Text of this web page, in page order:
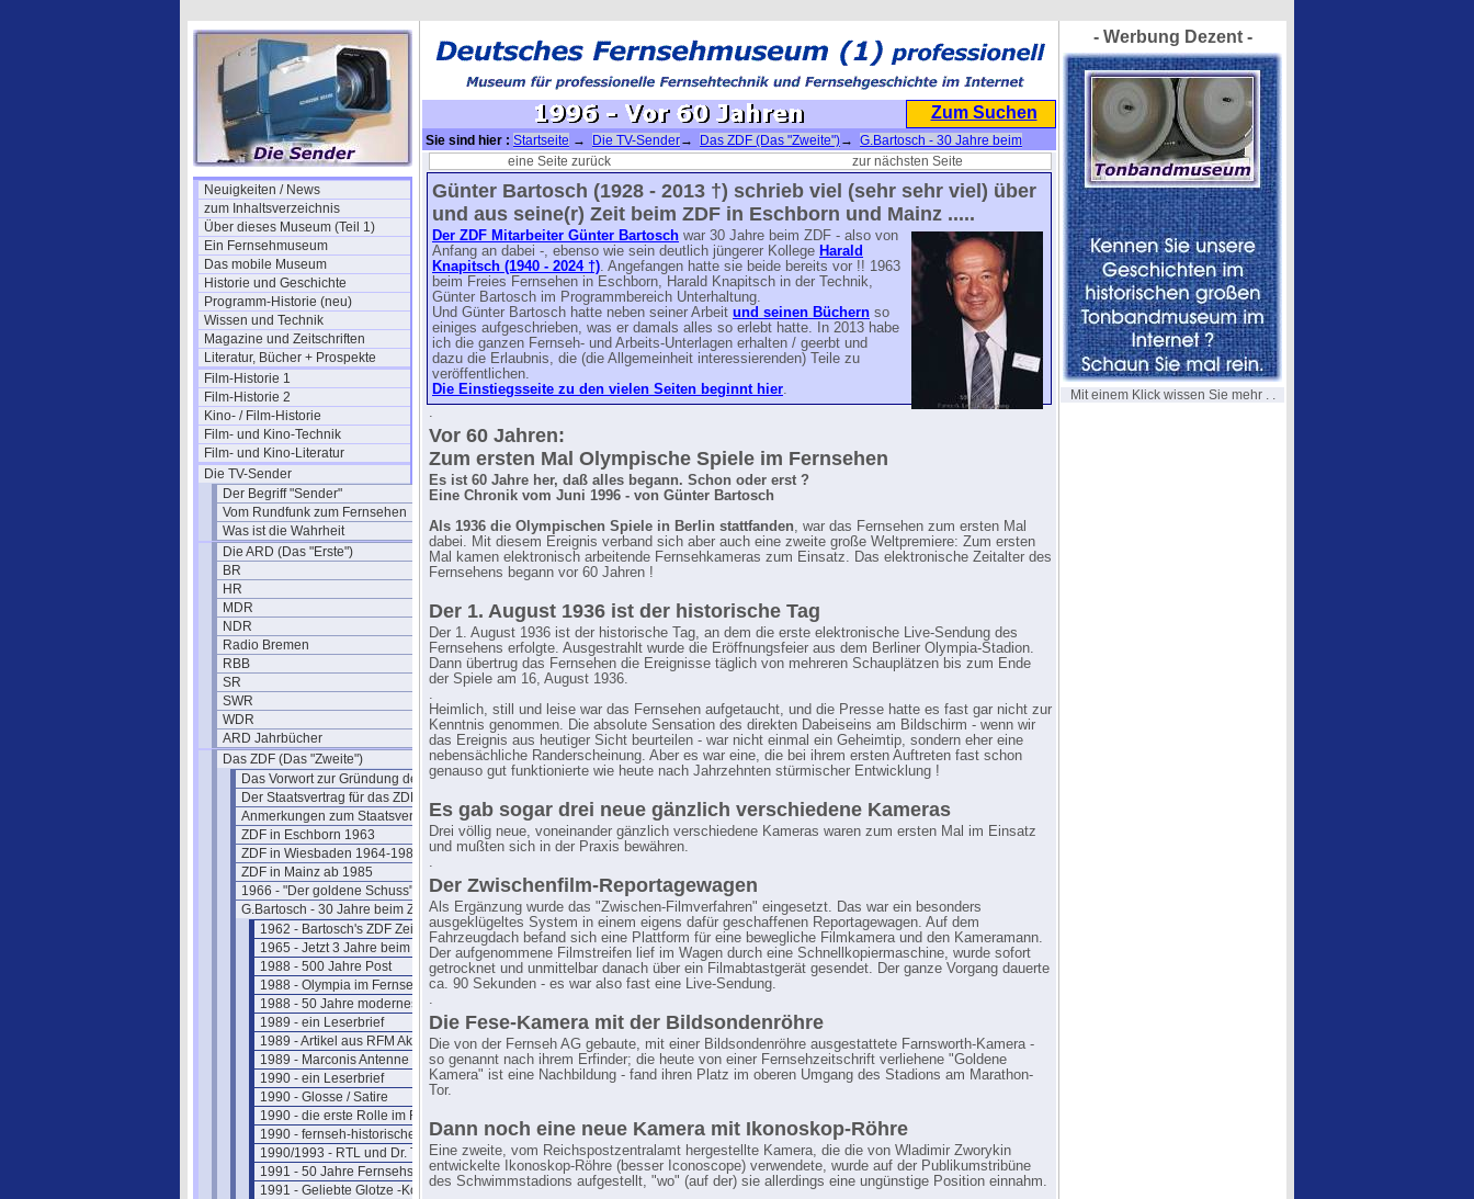
Neuigkeiten / News
zum Inhaltsverzeichnis
Über dieses Museum (Teil 1)
Ein Fernsehmuseum
Das mobile Museum
Historie und Geschichte
Programm-Historie (neu)
Wissen und Technik
Magazine und Zeitschriften
Literatur, Bücher + Prospekte
Film-Historie 1
Film-Historie 2
Kino- / Film-Historie
Film- und Kino-Technik
Film- und Kino-Literatur
Die TV-Sender
Der Begriff "Sender"
Vom Rundfunk zum Fernsehen
Was ist die Wahrheit
Die ARD (Das "Erste")
BR
HR
MDR
NDR
Radio Bremen
RBB
SR
SWR
WDR
ARD Jahrbücher
Das ZDF (Das "Zweite")
Das Vorwort zur Gründung des ZDF
Der Staatsvertrag für das ZDF
Anmerkungen zum Staatsvertrag
ZDF in Eschborn 1963
ZDF in Wiesbaden 1964-1984
ZDF in Mainz ab 1985
1966 - "Der goldene Schuss" Fotos
G.Bartosch - 30 Jahre beim ZDF
1962 - Bartosch's ZDF Zeit beginnt
1965 - Jetzt 3 Jahre beim ZDF
1988 - 500 Jahre Post
1988 - Olympia im Fernsehen
1988 - 50 Jahre modernes Fernsehen
1989 - ein Leserbrief
1989 - Artikel aus RFM Aktuell
1989 - Marconis Antenne
1990 - ein Leserbrief
1990 - Glosse / Satire
1990 - die erste Rolle im Fernsehen
1990 - fernseh-historischer Rückblick
1990/1993 - RTL und Dr. Thoma
1991 - 50 Jahre Fernsehshow
1991 - Geliebte Glotze -Kommentar
Zum Suchen
Sie sind hier : Startseite → Die TV-Sender→ Das ZDF (Das "Zweite")→ G.Bartosch - 30 Jahre beim
ZDF→ 1996 - Vor 60 Jahren
eine Seite zurück zur nächsten Seite
Günter Bartosch (1928 - 2013 †) schrieb viel (sehr sehr viel) über
und aus seine(r) Zeit beim ZDF in Eschborn und Mainz .....
Der ZDF Mitarbeiter Günter Bartosch war 30 Jahre beim ZDF - also von
Anfang an dabei -, ebenso wie sein deutlich jüngerer Kollege Harald
Knapitsch (1940 - 2024 †). Angefangen hatte sie beide bereits vor !! 1963
beim Freies Fernsehen in Eschborn, Harald Knapitsch in der Technik,
Günter Bartosch im Programmbereich Unterhaltung.
Und Günter Bartosch hatte neben seiner Arbeit und seinen Büchern so
einiges aufgeschrieben, was er damals alles so erlebt hatte. In 2013 habe
ich die ganzen Fernseh- und Arbeits-Unterlagen erhalten / geerbt und
dazu die Erlaubnis, die (die Allgemeinheit interessierenden) Teile zu
veröffentlichen.
Die Einstiegsseite zu den vielen Seiten beginnt hier.
.
Vor 60 Jahren:
Zum ersten Mal Olympische Spiele im Fernsehen
Es ist 60 Jahre her, daß alles begann. Schon oder erst ?
Eine Chronik vom Juni 1996 - von Günter Bartosch
Als 1936 die Olympischen Spiele in Berlin stattfanden, war das Fernsehen zum ersten Mal
dabei. Mit diesem Ereignis verband sich aber auch eine zweite große Weltpremiere: Zum ersten
Mal kamen elektronisch arbeitende Fernsehkameras zum Einsatz. Das elektronische Zeitalter des
Fernsehens begann vor 60 Jahren !
Der 1. August 1936 ist der historische Tag
Der 1. August 1936 ist der historische Tag, an dem die erste elektronische Live-Sendung des
Fernsehens erfolgte. Ausgestrahlt wurde die Eröffnungsfeier aus dem Berliner Olympia-Stadion.
Dann übertrug das Fernsehen die Ereignisse täglich von mehreren Schauplätzen bis zum Ende
der Spiele am 16, August 1936.
.
Heimlich, still und leise war das Fernsehen aufgetaucht, und die Presse hatte es fast gar nicht zur
Kenntnis genommen. Die absolute Sensation des direkten Dabeiseins am Bildschirm - wenn wir
das Ereignis aus heutiger Sicht beurteilen - war nicht einmal ein Geheimtip, sondern eher eine
nebensächliche Randerscheinung. Aber es war eine, die bei ihrem ersten Auftreten fast schon
genauso gut funktionierte wie heute nach Jahrzehnten stürmischer Entwicklung !
Es gab sogar drei neue gänzlich verschiedene Kameras
Drei völlig neue, voneinander gänzlich verschiedene Kameras waren zum ersten Mal im Einsatz
und mußten sich in der Praxis bewähren.
.
Der Zwischenfilm-Reportagewagen
Als Ergänzung wurde das "Zwischen-Filmverfahren" eingesetzt. Das war ein besonders
ausgeklügeltes System in einem eigens dafür geschaffenen Reportagewagen. Auf dem
Fahrzeugdach befand sich eine Plattform für eine bewegliche Filmkamera und den Kameramann.
Der aufgenommene Filmstreifen lief im Wagen durch eine Schnellkopiermaschine, wurde sofort
getrocknet und unmittelbar danach über ein Filmabtastgerät gesendet. Der ganze Vorgang dauerte
ca. 90 Sekunden - es war also fast eine Live-Sendung.
.
Die Fese-Kamera mit der Bildsondenröhre
Die von der Fernseh AG gebaute, mit einer Bildsondenröhre ausgestattete Farnsworth-Kamera -
so genannt nach ihrem Erfinder; die heute von einer Fernsehzeitschrift verliehene "Goldene
Kamera" ist eine Nachbildung - fand ihren Platz im oberen Umgang des Stadions am Marathon-
Tor.
Dann noch eine neue Kamera mit Ikonoskop-Röhre
Eine zweite, vom Reichspostzentralamt hergestellte Kamera, die die von Wladimir Zworykin
entwickelte Ikonoskop-Röhre (besser Iconoscope) verwendete, wurde auf der Publikumstribüne
des Schwimmstadions aufgestellt, "wo" (auf der) sie allerdings eine ungünstige Position einnahm.
- Werbung Dezent -
Mit einem Klick wissen Sie mehr . .